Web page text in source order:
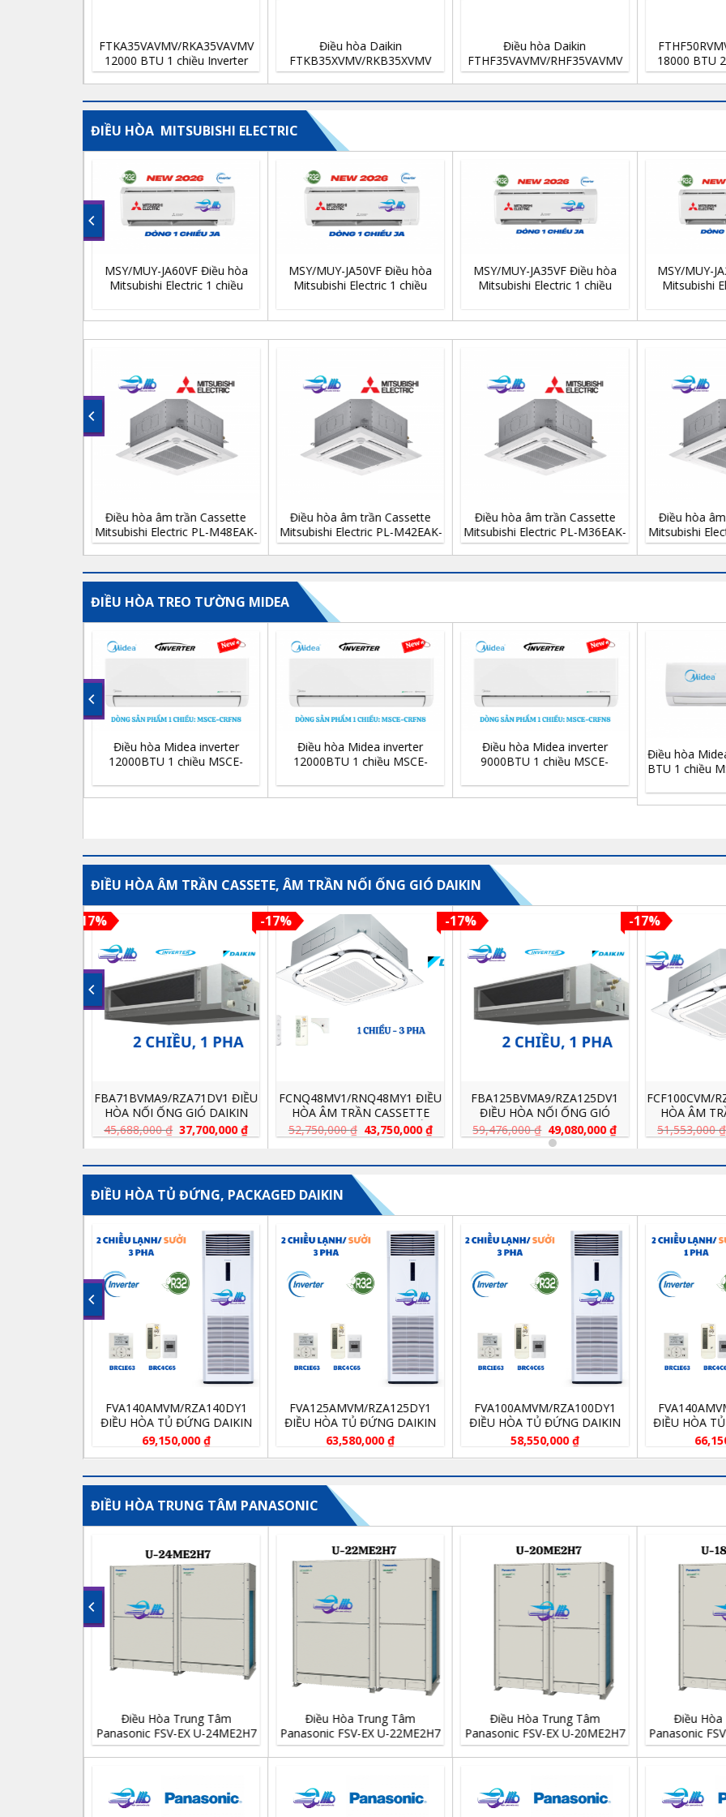
Điều hòa Daikin
FTKB35XVMV/RKB35XVMV
12.000 Btu 1 chiều inverter
Điều hòa Daikin
FTHF35VAVMV/RHF35VAVMV
12000 BTU 2 chiều Inverter
FTHF50RVMV/RHF50RVMV
18000 BTU 2 chiều Inverter
FTHF25RAVMV/RHF25RAV MV
9000 BTU 2 chiều Inverter
9.000
ĐIỀU HÒA MITSUBISHI ELECTRIC
MSY/MUY-JA50VF Điều hòa
Mitsubishi Electric 1 chiều
MSY/MUY-JA35VF Điều hòa
Mitsubishi Electric 1 chiều
MSY/MUY-JA25VF Điều hòa
Mitsubishi Electric 1 chiều
Điều hòa Midea MSAFII-
11,100,000₫
Điều
Điều hòa âm trần Cassette
Mitsubishi Electric PL-M42EAK-
PA 42.800BTU
Điều hòa âm trần Cassette
Mitsubishi Electric PL-M36EAK-
PA 36.100BTU
Điều hòa âm trần Cassette
Mitsubishi Electric PL-M30EAK-
PA 30.000BTU
Điều hòa âm trần
Mitsubishi Electric PL-
PA 18.800BTU
ĐIỀU HÒA TREO TƯỜNG MIDEA
Điều hòa Midea inverter
1 chiều MSCE-
Điều hòa Midea inverter
12000BTU 1 chiều MSCE-
Điều hòa Midea inverter
9000BTU 1 chiều MSCE-
Điều hòa Midea inverter 12.000
BTU 1 chiều MSAGA-13CRDN8
ĐIỀU HÒA ÂM TRẦN CASSETE, ÂM TRẦN NỐI ỐNG GIÓ DAIKIN
RZA71DV1 ĐIỀU
NỐI ỐNG GIÓ DAIKIN
2 CHIỀU INVERTER
45,688,000 ₫.
37,700,000₫Giá
hiện
là:
37,700,000 ₫.
FCNQ48MV1/RNQ48MY1 ĐIỀU
HÒA ÂM TRẦN CASSETTE
DAIKIN ĐA HƯỚNG THỔI
48.000BTU 1 CHIỀU
52,750,000₫
gốc
52,750,000 ₫.
43,750,000₫Giá
hiện
là:
43,750,000 ₫.
-17%
FBA125BVMA9/RZA125DV1
ĐIỀU HÒA NỐI ỐNG GIÓ
DAIKIN 42000BTU 2 CHIỀU
INVERTER (1 PHA)
59,476,000₫
gốc
59,476,000 ₫.
49,080,000₫Giá
hiện
là:
FCF100CVM/RZF100CV2V ĐIỀU
HÒA ÂM TRẦN CASSETTE
DAIKIN ĐA HƯỚNG THỔI
34000BTU 1 CHIỀU INVERTER
51,553,000₫
gốc
51,553,000 ₫.
42,550,000₫Giá
hiện
là:
ĐIỀU HÒA TỦ ĐỨNG, PACKAGED DAIKIN
FVA140AMVM/RZA140DY1
ĐIỀU HÒA TỦ ĐỨNG DAIKIN
48000BTU 2 CHIỀU INVERTER
₫
FVA125AMVM/RZA125DY1
ĐIỀU HÒA TỦ ĐỨNG DAIKIN
43000BTU 2 CHIỀU INVERTER
₫
FVA100AMVM/RZA100DY1
ĐIỀU HÒA TỦ ĐỨNG DAIKIN
34000BTU 2 CHIỀU INVERTER
₫
FVA140AMVM/
ĐIỀU HÒA TỦ ĐỨNG
48000BTU 2 CHIỀU ₫
ĐIỀU HÒA TRUNG TÂM PANASONIC
Điều Hòa Trung Tâm
Panasonic FSV-EX U-24ME2H7
24 HP 2 Chiều
Điều Hòa Trung Tâm
Panasonic FSV-EX U-22ME2H7
22 HP 2 Chiều
Điều Hòa Trung Tâm
Panasonic FSV-EX U-20ME2H7
20 HP 2 Chiều
Điều Hòa
Panasonic
18